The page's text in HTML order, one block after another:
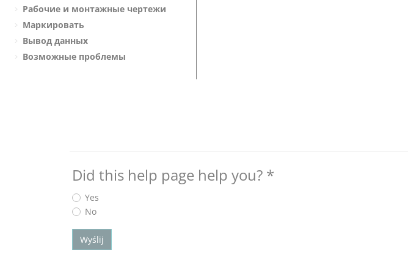
Рабочие и монтажные чертежи
Маркировать
Вывод данных
Возможные проблемы
Did this help page help you? *
Yes
No
Wyślij